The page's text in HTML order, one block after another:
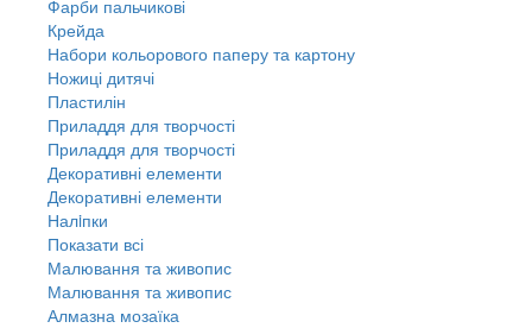
Фарби пальчикові
Крейда
Набори кольорового паперу та картону
Ножиці дитячі
Пластилін
Приладдя для творчості
Приладдя для творчості
Декоративні елементи
Декоративні елементи
Налiпки
Показати всі
Малювання та живопис
Малювання та живопис
Алмазна мозаїка